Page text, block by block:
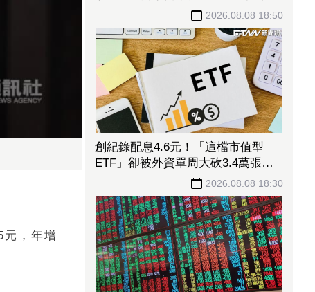
，年增
楊丞琳」 網笑翻：是吃了誠實果實
2026.08.08 18:50
創紀錄配息4.6元！「這檔市值型
ETF」卻被外資單周大砍3.4萬張
00923豪配3.05元同被抽回2億元
2026.08.08 18:30